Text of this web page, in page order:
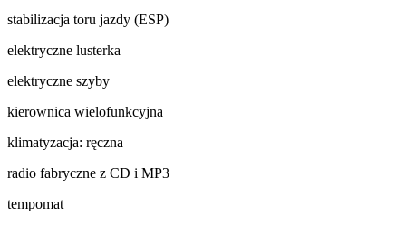
stabilizacja toru jazdy (ESP)
elektryczne lusterka
elektryczne szyby
kierownica wielofunkcyjna
klimatyzacja: ręczna
radio fabryczne z CD i MP3
tempomat